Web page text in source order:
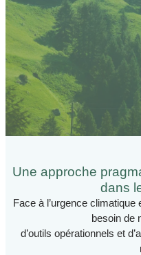
Une approche
dans
Face à l’urgence
besoin de
d’outils opérationnels et